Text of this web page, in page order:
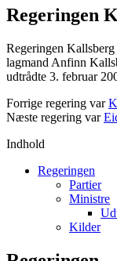
Regeringen
Regeringen
lagmand Anfinn
udtrådte 3. februar
Forrige regering var
Næste regering var
Indhold
Regeringen
Partier
Ministre
Kilder